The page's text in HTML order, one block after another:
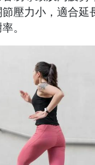
壓力小，適合延
。